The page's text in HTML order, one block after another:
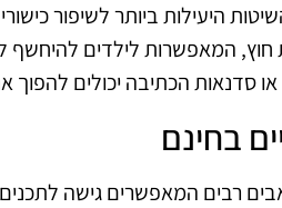
היעילות ביותר לשיפור
חוץ, המאפשרות לילדים
סדנאות הכתיבה יכולים
בחינם
רבים המאפשרים גישה